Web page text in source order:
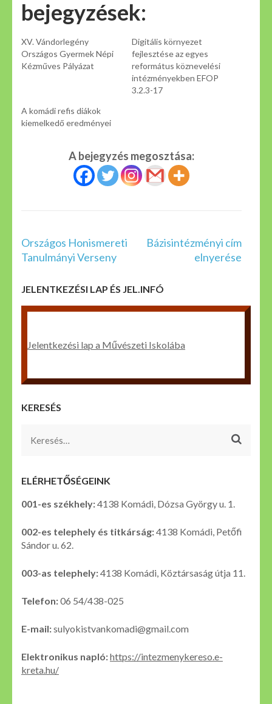
bejegyzések:
XV. Vándorlegény
Országos Gyermek Népi
Kézműves Pályázat
Digitális környezet
fejlesztése az egyes
református köznevelési
intézményekben EFOP
3.2.3-17
A komádi refis diákok
kiemelkedő eredményei
A bejegyzés megosztása:
Bejegyzés
navigáció
Országos Honismereti
Tanulmányi Verseny
Bázisintézményi cím
elnyerése
JELENTKEZÉSI LAP ÉS JEL.INFÓ
Jelentkezési lap a Művészeti Iskolába
KERESÉS
Keresés:
ELÉRHETŐSÉGEINK
001-es székhely:4138 Komádi, Dózsa György u. 1.
002-es telephely és titkárság:4138 Komádi, Petőfi
Sándor u. 62.
003-as telephely:4138 Komádi, Köztársaság útja 11.
Telefon:06 54/438-025
E-mail:sulyokistvankomadi@gmail.com
Elektronikus napló:https://intezmenykereso.e-
kreta.hu/